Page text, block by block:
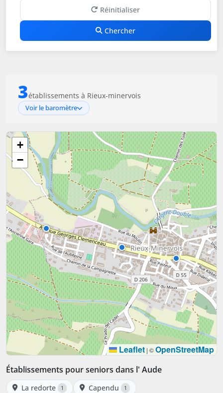
Réinitialiser
Chercher
3établissements à Rieux-minervois
Voir le baromètre
+
−
Leaflet |©OpenStreetMap
Établissements pour seniors dans l' Aude
La redorte 1 Capendu 1